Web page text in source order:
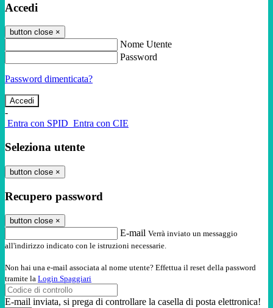
Accedi
button close ×
Nome Utente
Password
Password dimenticata?
-
Entra con SPID Entra con CIE
Seleziona utente
button close ×
Recupero password
button close ×
E-mail Verrà inviato un messaggio
all'indirizzo indicato con le istruzioni necessarie.
Non hai una e-mail associata al nome utente? Effettua il reset della password
tramite la Login Spaggiari
E-mail inviata, si prega di controllare la casella di posta elettronica!